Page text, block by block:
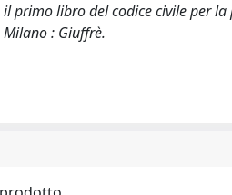
primo libro del codice civile per
: Giuffrè.